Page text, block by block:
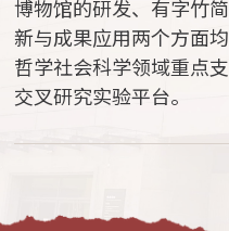
博物馆的研发、有字竹
新与成果应用两个方面
哲学社会科学领域重点
交叉研究实验平台。